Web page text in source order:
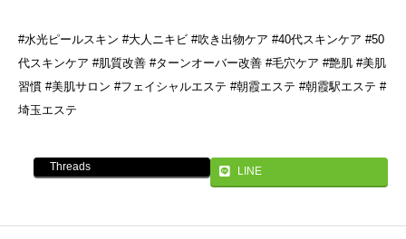
#水光ピールスキン #大人ニキビ #吹き出物ケア #40代スキンケア #50
代スキンケア #肌質改善 #ターンオーバー改善 #毛穴ケア #艶肌 #美肌
習慣 #美肌サロン #フェイシャルエステ #朝霞エステ #朝霞駅エステ #
埼玉エステ
Threads LINE